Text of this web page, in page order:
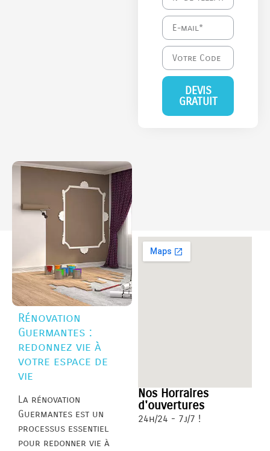
DEVIS
GRATUIT
Rénovation
Guermantes :
redonnez vie à
votre espace de
vie
La rénovation
Guermantes est un
processus essentiel
pour redonner vie à
Nos Horraires
d'ouvertures
24h/24 - 7j/7 !